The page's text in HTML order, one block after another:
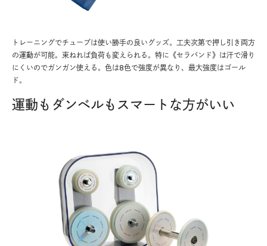
トレーニングでチューブは使い勝手の良いグッズ。工夫次第で押し引き両方
の運動が可能。束ねれば負荷も変えられる。特に《セラバンド》は汗で滑り
にくいのでガンガン使える。色は8色で強度が異なり、最大強度はゴール
ド。
運動もダンベルもスマートな方がいい